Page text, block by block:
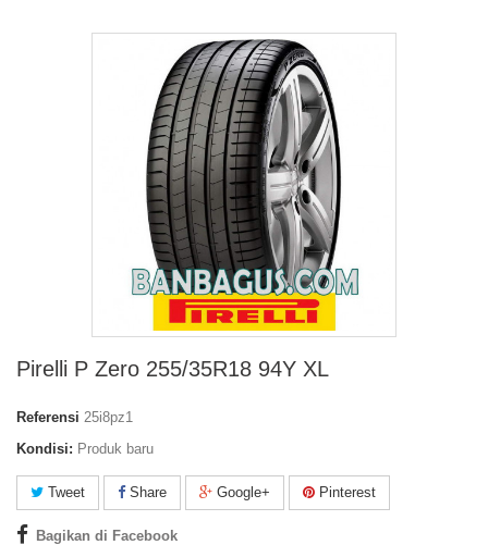
Pirelli P Zero 255/35R18 94Y XL
Referensi 25i8pz1
Kondisi: Produk baru
Tweet Share Google+ Pinterest
Bagikan di Facebook